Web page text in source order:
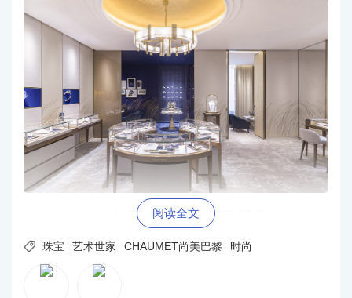
CHAUMET 尚美巴黎 杭州大厦高级精品店
高级精品店沿袭CHAUMET皇家蓝色调，店铺外立面
墙壁上勾勒的鎏金麦穗图案延伸至内部，彰显CHAUME
阅读全文
 珠宝 艺术世家 CHAUMET尚美巴黎 时尚